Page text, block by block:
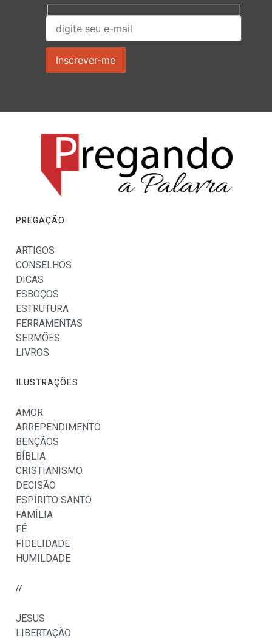
PREGAÇÃO
ARTIGOS
CONSELHOS
DICAS
ESBOÇOS
ESTRUTURA
FERRAMENTAS
SERMÕES
LIVROS
ILUSTRAÇÕES
AMOR
ARREPENDIMENTO
BENÇÃOS
BÍBLIA
CRISTIANISMO
DECISÃO
ESPÍRITO SANTO
FAMÍLIA
FÉ
FIDELIDADE
HUMILDADE
//
JESUS
LIBERTAÇÃO